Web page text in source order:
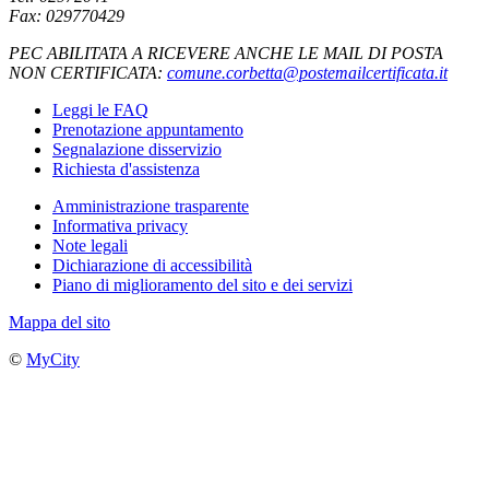
Fax: 029770429
PEC ABILITATA A RICEVERE ANCHE LE MAIL DI POSTA
NON CERTIFICATA: comune.corbetta@postemailcertificata.it
Leggi le FAQ
Prenotazione appuntamento
Segnalazione disservizio
Richiesta d'assistenza
Amministrazione trasparente
Informativa privacy
Note legali
Dichiarazione di accessibilità
Piano di miglioramento del sito e dei servizi
Mappa del sito
© MyCity